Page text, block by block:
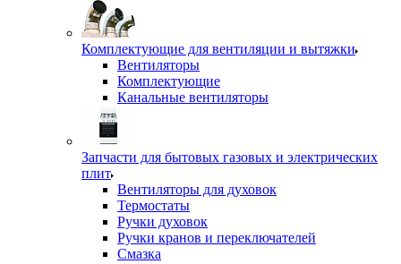
Комплектующие для вентиляции и вытяжки
Вентиляторы
Комплектующие
Канальные вентиляторы
Запчасти для бытовых газовых и электрических
плит
Вентиляторы для духовок
Термостаты
Ручки духовок
Ручки кранов и переключателей
Смазка